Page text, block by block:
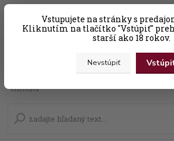
Vstupujete na stránky s
Kliknutím na tlačítko "Vstúpiť"
starší ako 18 rokov.
Nevstúpiť
+421 (0) 31 56 25 377-8